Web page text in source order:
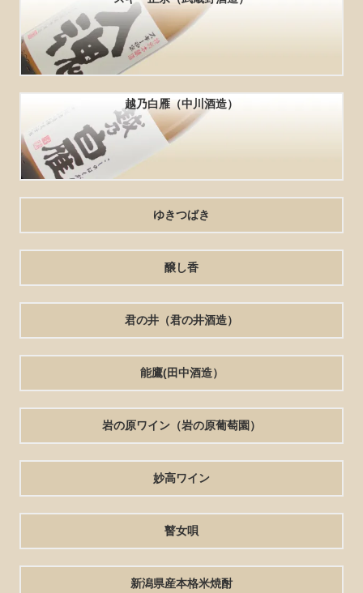
越乃白雁（中川酒造）
ゆきつばき
醸し香
君の井（君の井酒造）
能鷹(田中酒造）
岩の原ワイン（岩の原葡萄園）
妙高ワイン
瞽女唄
新潟県産本格米焼酎